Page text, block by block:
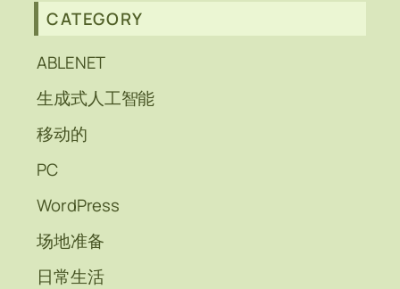
CATEGORY
ABLENET
生成式人工智能
移动的
PC
WordPress
场地准备
日常生活